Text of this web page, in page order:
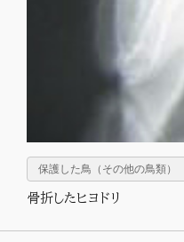
保護した鳥（その他の鳥類）
骨折したヒヨドリ